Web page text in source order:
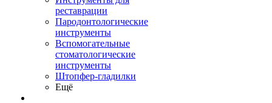
реставрации
Пародонтологические
инструменты
Вспомогательные
стоматологические
инструменты
Штопфер-гладилки
Ещё